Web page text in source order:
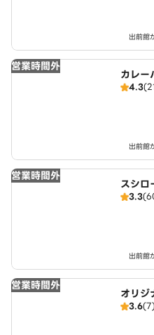
出前館
営業時間外
カレ
店（SD
4.3
出前館
営業時間外
スシ
3.3
出前館
営業時間外
オリ
パオ
3.6(7)